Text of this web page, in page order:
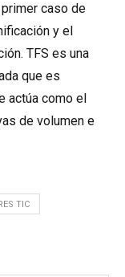
caso de
y el
TFS es una
que es
actúa como el
de volumen e
TIC